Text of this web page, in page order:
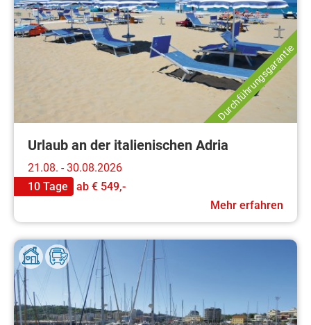
Durchführungsgarantie
Urlaub an der italienischen Adria
21.08. - 30.08.2026
10 Tage
ab € 549,-
Mehr erfahren